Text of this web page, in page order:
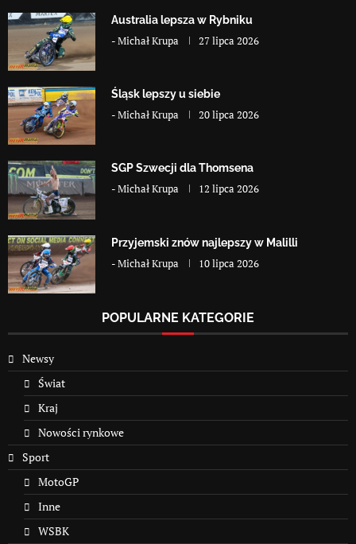
Australia lepsza w Rybniku
-Michał Krupa 27 lipca 2026
Śląsk lepszy u siebie
-Michał Krupa 20 lipca 2026
SGP Szwecji dla Thomsena
-Michał Krupa 12 lipca 2026
Przyjemski znów najlepszy w Malilli
-Michał Krupa 10 lipca 2026
POPULARNE KATEGORIE
Newsy
Świat
Kraj
Nowości rynkowe
Sport
MotoGP
Inne
WSBK